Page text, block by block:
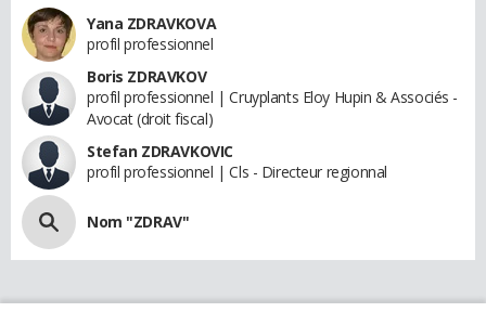
Yana ZDRAVKOVA
profil professionnel
Boris ZDRAVKOV
profil professionnel | Cruyplants Eloy Hupin & Associés -
Avocat (droit fiscal)
Stefan ZDRAVKOVIC
profil professionnel | Cls - Directeur regionnal
Nom "ZDRAV"